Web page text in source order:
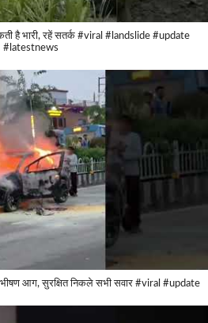
है भारी, रहें सतर्क #viral #landslide #update
#latestnews
भीषण आग, सुरक्षित निकले सभी सवार #viral #update